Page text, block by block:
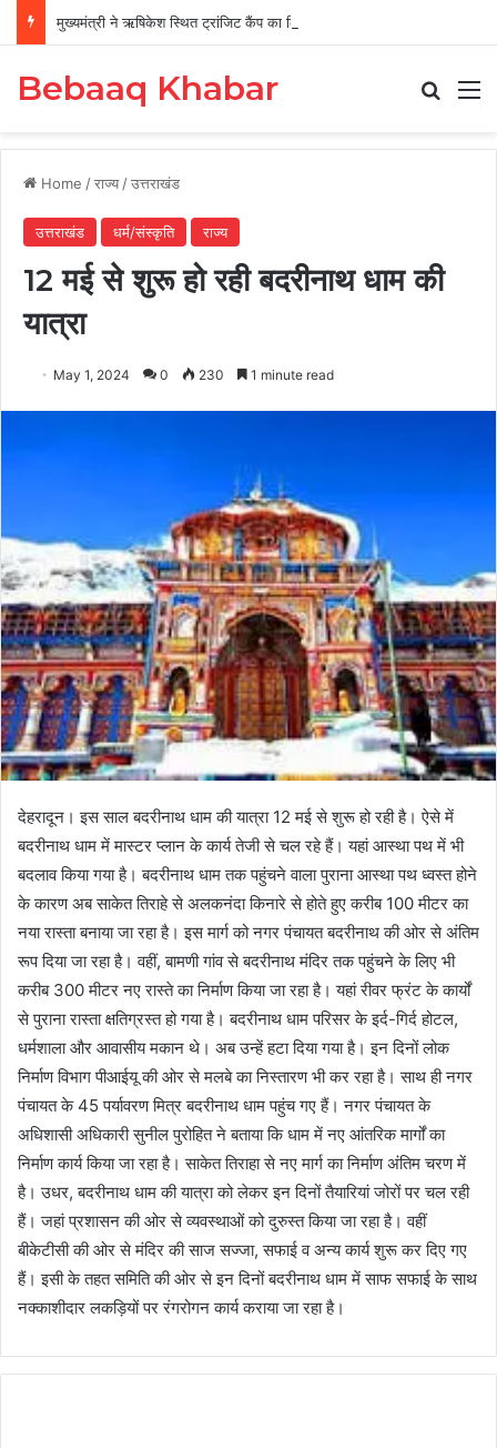
मुख्यमंत्री ने ऋषिकेश स्थित ट्रांजिट कैंप का किया औचक निरीक्षण
Bebaaq Khabar
Home /राज्य /उत्तराखंड
उत्तराखंड धर्म/संस्कृति राज्य
12 मई से शुरू हो रही बदरीनाथ धाम की
यात्रा
May 1, 2024 0 230 1 minute read
देहरादून। इस साल बदरीनाथ धाम की यात्रा 12 मई से शुरू हो रही है। ऐसे में
बदरीनाथ धाम में मास्टर प्लान के कार्य तेजी से चल रहे हैं। यहां आस्था पथ में भी
बदलाव किया गया है। बदरीनाथ धाम तक पहुंचने वाला पुराना आस्था पथ ध्वस्त होने
के कारण अब साकेत तिराहे से अलकनंदा किनारे से होते हुए करीब 100 मीटर का
नया रास्ता बनाया जा रहा है। इस मार्ग को नगर पंचायत बदरीनाथ की ओर से अंतिम
रूप दिया जा रहा है। वहीं, बामणी गांव से बदरीनाथ मंदिर तक पहुंचने के लिए भी
करीब 300 मीटर नए रास्ते का निर्माण किया जा रहा है। यहां रीवर फ्रंट के कार्यों
से पुराना रास्ता क्षतिग्रस्त हो गया है। बदरीनाथ धाम परिसर के इर्द-गिर्द होटल,
धर्मशाला और आवासीय मकान थे। अब उन्हें हटा दिया गया है। इन दिनों लोक
निर्माण विभाग पीआईयू की ओर से मलबे का निस्तारण भी कर रहा है। साथ ही नगर
पंचायत के 45 पर्यावरण मित्र बदरीनाथ धाम पहुंच गए हैं। नगर पंचायत के
अधिशासी अधिकारी सुनील पुरोहित ने बताया कि धाम में नए आंतरिक मार्गों का
निर्माण कार्य किया जा रहा है। साकेत तिराहा से नए मार्ग का निर्माण अंतिम चरण में
है। उधर, बदरीनाथ धाम की यात्रा को लेकर इन दिनों तैयारियां जोरों पर चल रही
हैं। जहां प्रशासन की ओर से व्यवस्थाओं को दुरुस्त किया जा रहा है। वहीं
बीकेटीसी की ओर से मंदिर की साज सज्जा, सफाई व अन्य कार्य शुरू कर दिए गए
हैं। इसी के तहत समिति की ओर से इन दिनों बदरीनाथ धाम में साफ सफाई के साथ
नक्काशीदार लकड़ियों पर रंगरोगन कार्य कराया जा रहा है।